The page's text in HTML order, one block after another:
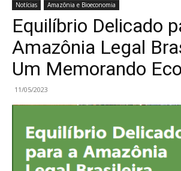
Notícias Amazônia e Bioeconomia
Equilíbrio Delicado
Amazônia Legal
Um Memorando
11/05/2023